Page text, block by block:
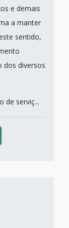
e demais
a manter
sentido,
dos diversos
de serviç...